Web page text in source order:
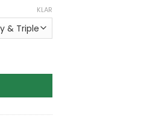
KLAR
Vape kvantitet